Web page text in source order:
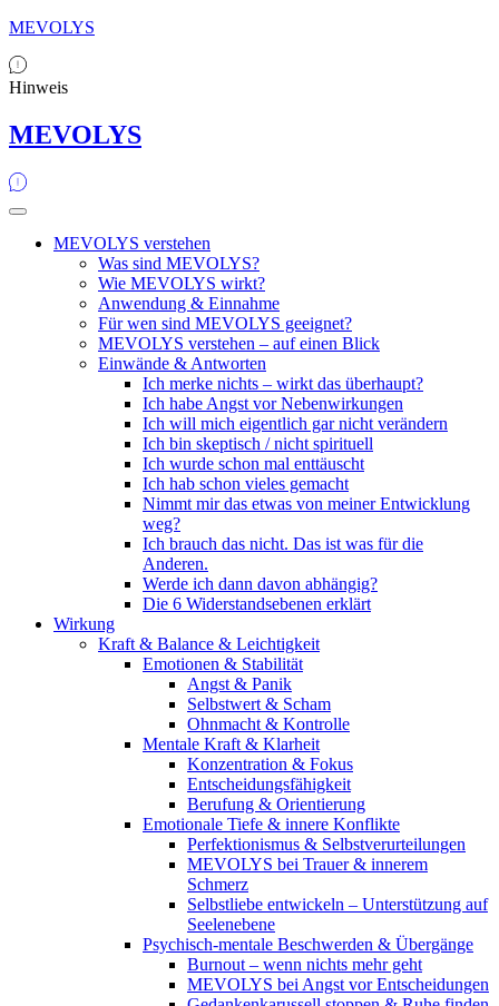
MEVOLYS
Hinweis
MEVOLYS
MEVOLYS verstehen
Was sind MEVOLYS?
Wie MEVOLYS wirkt?
Anwendung & Einnahme
Für wen sind MEVOLYS geeignet?
MEVOLYS verstehen – auf einen Blick
Einwände & Antworten
Ich merke nichts – wirkt das überhaupt?
Ich habe Angst vor Nebenwirkungen
Ich will mich eigentlich gar nicht verändern
Ich bin skeptisch / nicht spirituell
Ich wurde schon mal enttäuscht
Ich hab schon vieles gemacht
Nimmt mir das etwas von meiner Entwicklung
weg?
Ich brauch das nicht. Das ist was für die
Anderen.
Werde ich dann davon abhängig?
Die 6 Widerstandsebenen erklärt
Wirkung
Kraft & Balance & Leichtigkeit
Emotionen & Stabilität
Angst & Panik
Selbstwert & Scham
Ohnmacht & Kontrolle
Mentale Kraft & Klarheit
Konzentration & Fokus
Entscheidungsfähigkeit
Berufung & Orientierung
Emotionale Tiefe & innere Konflikte
Perfektionismus & Selbstverurteilungen
MEVOLYS bei Trauer & innerem
Schmerz
Selbstliebe entwickeln – Unterstützung auf
Seelenebene
Psychisch-mentale Beschwerden & Übergänge
Burnout – wenn nichts mehr geht
MEVOLYS bei Angst vor Entscheidungen